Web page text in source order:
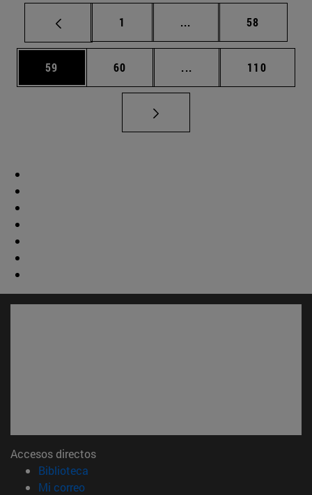
Página
1 ... Páginas intermedias
Página
58
Página
59 Página
60 ... Páginas intermedias
Página
110
Accesos directos
Biblioteca
Mi correo(abre en nueva ventana)